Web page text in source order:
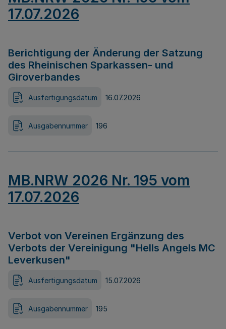
17.07.2026
Berichtigung der Änderung der Satzung
des Rheinischen Sparkassen- und
Giroverbandes
Ausfertigungsdatum 16.07.2026
Ausgabennummer 196
MB.NRW 2026 Nr. 195 vom
17.07.2026
Verbot von Vereinen Ergänzung des
Verbots der Vereinigung "Hells Angels MC
Leverkusen"
Ausfertigungsdatum 15.07.2026
Ausgabennummer 195